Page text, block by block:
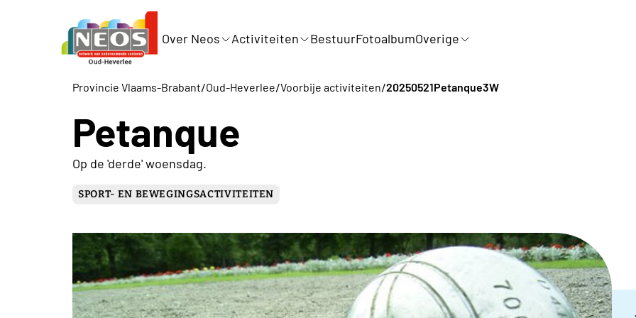
Over Neos Activiteiten BestuurFotoalbumOverige
Provincie Vlaams-Brabant/Oud-Heverlee/Voorbije activiteiten/20250521Petanque3W
Petanque
Op de 'derde' woensdag.
SPORT- EN BEWEGINGSACTIVITEITEN